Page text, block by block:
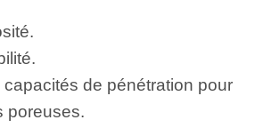
de pénétration pour
poreuses.